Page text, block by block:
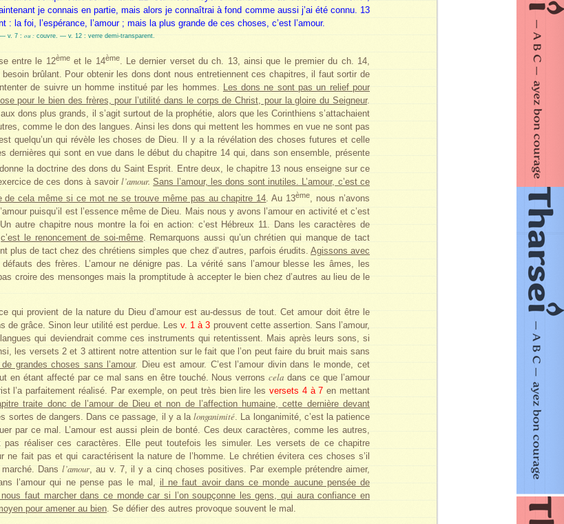
je connais en partie, mais alors je connaîtrai à fond comme aussi j’ai été connu. 13
la foi, l’espérance, l’amour ; mais la plus grande de ces choses, c’est l’amour.
v. 7 : ou : couvre. — v. 12 : verre demi-transparent.
entre le 12èmeet le 14ème. Le dernier verset du ch. 13, ainsi que le premier du ch. 14,
brûlant. Pour obtenir les dons dont nous entretiennent ces chapitres, il faut sortir de
de suivre un homme institué par les hommes. Les dons ne sont pas un relief pour
pour le bien des frères, pour l’utilité dans le corps de Christ, pour la gloire du Seigneur.
dons plus grands, il s’agit surtout de la prophétie, alors que les Corinthiens s’attachaient
comme le don des langues. Ainsi les dons qui mettent les hommes en vue ne sont pas
quelqu’un qui révèle les choses de Dieu. Il y a la révélation des choses futures et celle
dernières qui sont en vue dans le début du chapitre 14 qui, dans son ensemble, présente
la doctrine des dons du Saint Esprit. Entre deux, le chapitre 13 nous enseigne sur ce
de ces dons à savoir l’amour. Sans l’amour, les dons sont inutiles. L’amour, c’est ce
de cela même si ce mot ne se trouve même pas au chapitre 14 . Au 13ème
, nous n’avons
puisqu’il est l’essence même de Dieu. Mais nous y avons l’amour en activité et c’est
autre chapitre nous montre la foi en action: c’est Hébreux 11. Dans les caractères de
c’est le renoncement de soi-même. Remarquons aussi qu’un chrétien qui manque de tact
plus de tact chez des chrétiens simples que chez d’autres, parfois érudits. Agissons avec
des frères. L’amour ne dénigre pas. La vérité sans l’amour blesse les âmes, les
croire des mensonges mais la promptitude à accepter le bien chez d’autres au lieu de le
qui provient de la nature du Dieu d’amour est au-dessus de tout. Cet amour doit être le
de grâce. Sinon leur utilité est perdue. Les v. 1 à 3 prouvent cette assertion. Sans l’amour,
qui deviendrait comme ces instruments qui retentissent. Mais après leurs sons, si
les versets 2 et 3 attirent notre attention sur le fait que l’on peut faire du bruit mais sans
grandes choses sans l’amour. Dieu est amour. C’est l’amour divin dans le monde, cet
en étant affecté par ce mal sans en être touché. Nous verronscela dans ce que l’amour
l’a parfaitement réalisé. Par exemple, on peut très bien lire lesversets 4 à 7 en mettant
traite donc de l’amour de Dieu et non de l’affection humaine, cette dernière devant
sortes de dangers. Dans ce passage, il y a lalonganimité . La longanimité, c’est la patience
par ce mal. L’amour est aussi plein de bonté. Ces deux caractères, comme les autres,
réaliser ces caractères. Elle peut toutefois les simuler. Les versets de ce chapitre
ne fait pas et qui caractérisent la nature de l’homme. Le chrétien évitera ces choses s’il
marché. Dansl’amour, au v. 7, il y a cinq choses positives. Par exemple prétendre aimer,
l’amour qui ne pense pas le mal, il ne faut avoir dans ce monde aucune pensée de
faut marcher dans ce monde car si l’on soupçonne les gens, qui aura confiance en
pour amener au bien . Se défier des autres provoque souvent le mal.